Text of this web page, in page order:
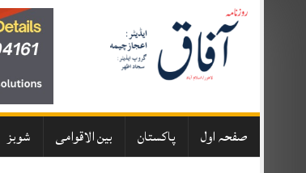
to
content
صفحہ اول پاکستان بین الاقوامی شوبز